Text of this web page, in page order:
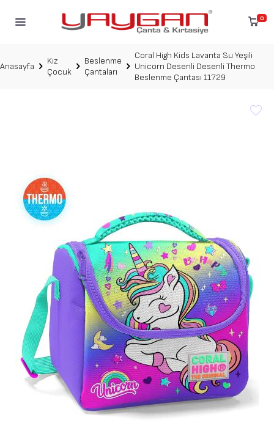
0
Anasayfa
Kız
Çocuk
Beslenme
Çantaları
Coral High Kids Lavanta Su Yeşili
Unicorn Desenli Desenli Thermo
Beslenme Çantası 11729